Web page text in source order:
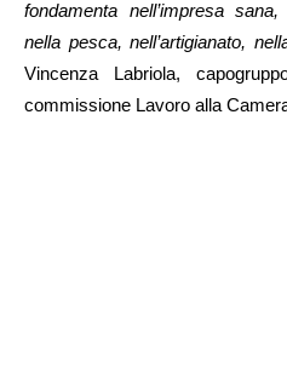
fondamenta nell’impresa
nella pesca, nell’artigianato,
Vincenza Labriola,
commissione Lavoro alla